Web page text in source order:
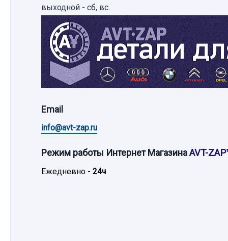
выходной - сб, вс.
Email
info@avt-zap.ru
Режим работы Интернет МагазинаAVT-
Ежедневно - 24ч